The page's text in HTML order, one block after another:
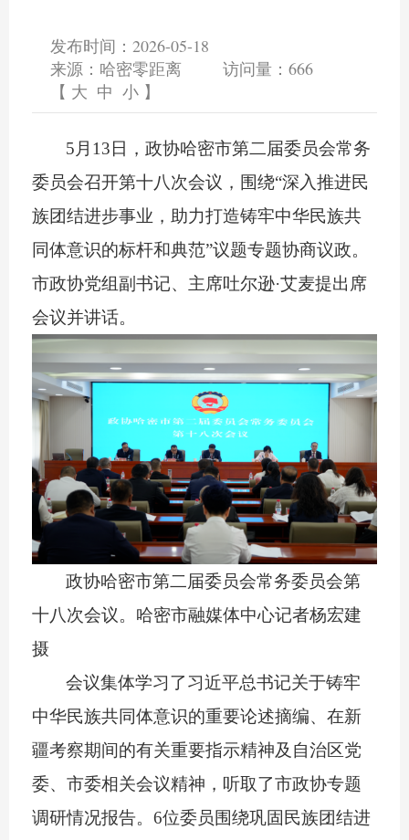
发布时间：2026-05-18
来源：哈密零距离
访问量： 666
【 大 中 小 】
5月13日，政协哈密市第二届委员会常务
委员会召开第十八次会议，围绕“深入推进民
族团结进步事业，助力打造铸牢中华民族共
同体意识的标杆和典范”议题专题协商议政。
市政协党组副书记、主席吐尔逊·艾麦提出席
会议并讲话。
政协哈密市第二届委员会常务委员会第
十八次会议。哈密市融媒体中心记者杨宏建
摄
会议集体学习了习近平总书记关于铸牢
中华民族共同体意识的重要论述摘编、在新
疆考察期间的有关重要指示精神及自治区党
委、市委相关会议精神，听取了市政协专题
调研情况报告。 6位委员围绕巩固民族团结进